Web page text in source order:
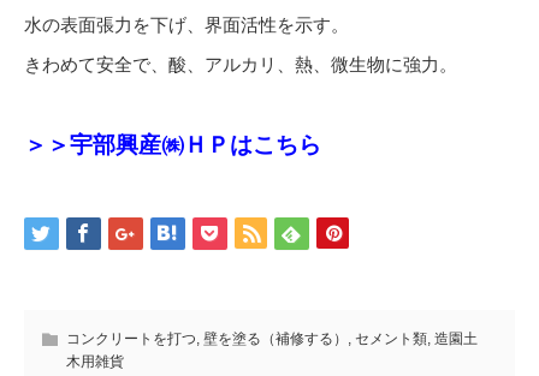
水の表面張力を下げ、界面活性を示す。
きわめて安全で、酸、アルカリ、熱、微生物に強力。
＞＞宇部興産㈱ＨＰはこちら
コンクリートを打つ, 壁を塗る（補修する） , セメント類, 造園土
木用雑貨